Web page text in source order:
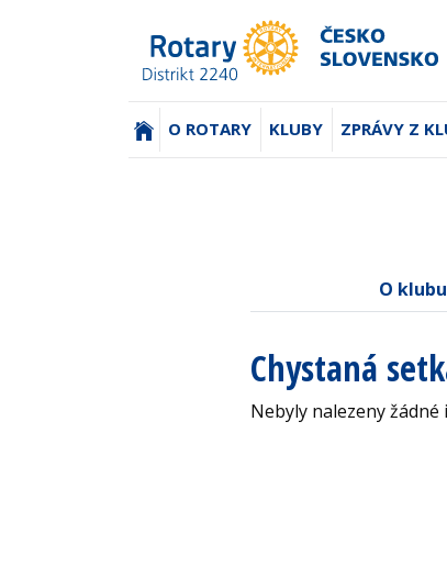
(AKTUÁLNÍ)
O ROTARY KLUBY ZPRÁVY Z
O klubu
Chystaná
Nebyly nalezeny